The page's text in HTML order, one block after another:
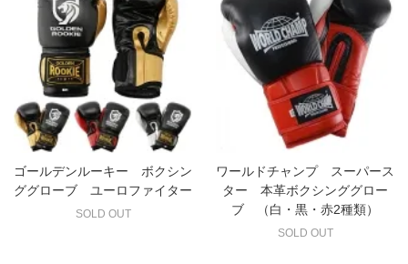
ゴールデンルーキー ボクシン
ググローブ ユーロファイター
SOLD OUT
ワールドチャンプ スーパース
ター 本革ボクシンググロー
ブ （白・黒・赤2種類）
SOLD OUT